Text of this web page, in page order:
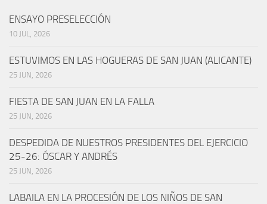
ENSAYO PRESELECCIÓN
10 JUL, 2026
ESTUVIMOS EN LAS HOGUERAS DE SAN JUAN (ALICANTE)
25 JUN, 2026
FIESTA DE SAN JUAN EN LA FALLA
25 JUN, 2026
DESPEDIDA DE NUESTROS PRESIDENTES DEL EJERCICIO
25-26: ÓSCAR Y ANDRÉS
25 JUN, 2026
LABAILA EN LA PROCESIÓN DE LOS NIÑOS DE SAN